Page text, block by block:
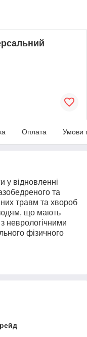
Оплата Умови
у відновленні
та
травм та хвороб
що мають
з неврологічними
фізичного